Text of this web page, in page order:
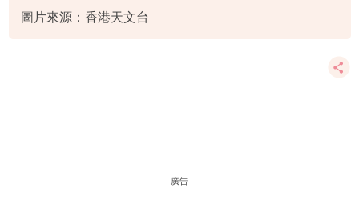
圖片來源：香港天文台
廣告